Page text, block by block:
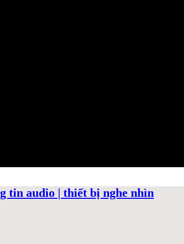
tin audio | thiết bị nghe nhìn